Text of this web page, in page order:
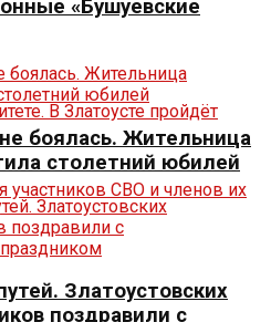
«Бушуевские
боялась. Жительница
столетний юбилей
Златоустовских
поздравили с